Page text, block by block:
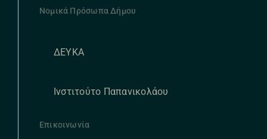
Νομικά Πρόσωπα Δήμου
ΔΕΥΚΑ
Ινστιτούτο Παπανικολάου
Επικοινωνία